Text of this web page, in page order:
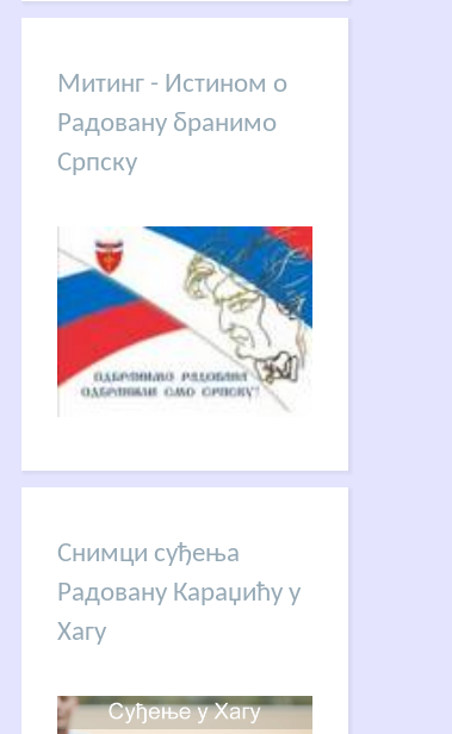
Митинг - Истином о
Радовану бранимо
Српску
Снимци суђења
Радовану Караџићу у
Хагу